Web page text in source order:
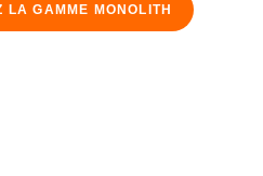
LA GAMME MONOLITH